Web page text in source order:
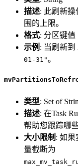
描述: 此刷新
围的上限。
格式: 分区键
示例 : 当刷新到
01-31"。
类型: Set of
描述: 在Task
帮助您跟踪哪
大小限制 : 如
量截断为